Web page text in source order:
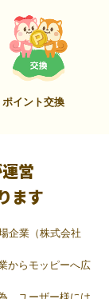
ポイント交換
営
ます
企業（株式会社
からモッピーへ広